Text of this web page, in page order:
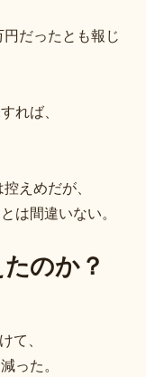
だったとも報じ
れば、
えめだが、
は間違いない。
のか？
て、
った。